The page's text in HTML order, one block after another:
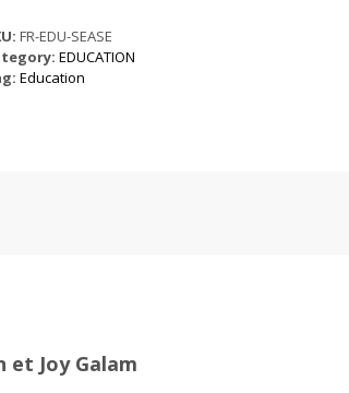
FR-EDU-SEASE
EDUCATION
Education
et Joy Galam